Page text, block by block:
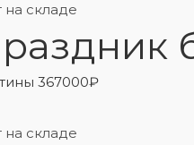
на складе
367000₽
на складе